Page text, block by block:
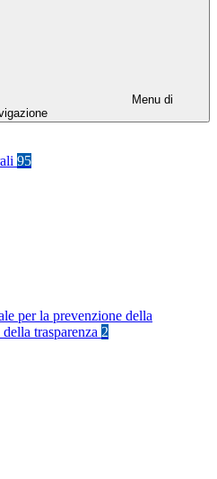
Menu di
95
per la prevenzione della
trasparenza 2